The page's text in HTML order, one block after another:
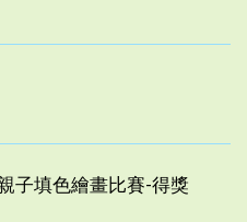
子填色繪畫比賽-得獎